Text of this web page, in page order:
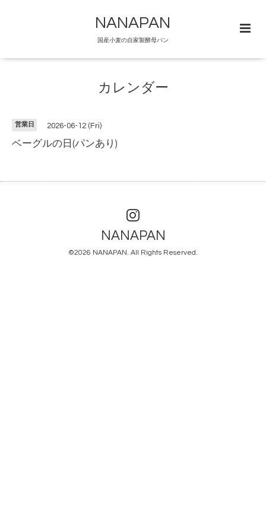
NANAPAN
国産小麦の自家製酵母パン
カレンダー
営業日 2026-06-12 (Fri)
ベーグルの日(パンあり)
NANAPAN
©2026 NANAPAN. All Rights Reserved.